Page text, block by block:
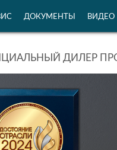
ДОКУМЕНТЫ ВИДЕО
ДИЛЕР